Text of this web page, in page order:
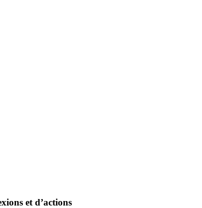
et d’actions